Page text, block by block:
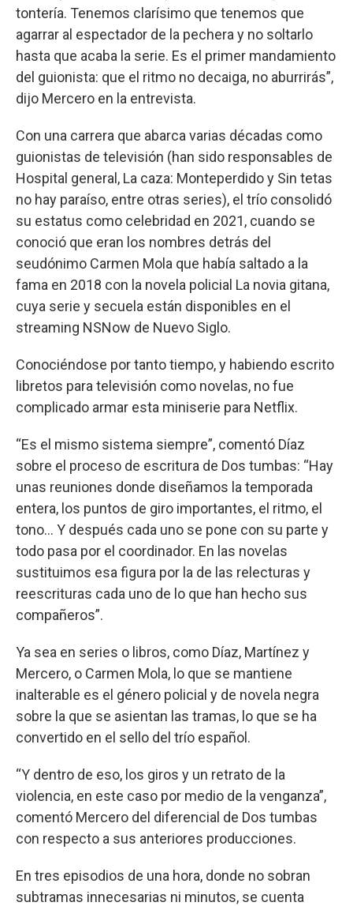
tontería. Tenemos clarísimo que tenemos que
agarrar al espectador de la pechera y no soltarlo
hasta que acaba la serie. Es el primer mandamiento
del guionista: que el ritmo no decaiga, no aburrirás”,
dijo Mercero en la entrevista.
Con una carrera que abarca varias décadas como
guionistas de televisión (han sido responsables de
Hospital general, La caza: Monteperdido y Sin tetas
no hay paraíso, entre otras series), el trío consolidó
su estatus como celebridad en 2021, cuando se
conoció que eran los nombres detrás del
seudónimo Carmen Mola que había saltado a la
fama en 2018 con la novela policial La novia gitana,
cuya serie y secuela están disponibles en el
streaming NSNow de Nuevo Siglo.
Conociéndose por tanto tiempo, y habiendo escrito
libretos para televisión como novelas, no fue
complicado armar esta miniserie para Netflix.
“Es el mismo sistema siempre”, comentó Díaz
sobre el proceso de escritura de Dos tumbas: “Hay
unas reuniones donde diseñamos la temporada
entera, los puntos de giro importantes, el ritmo, el
tono… Y después cada uno se pone con su parte y
todo pasa por el coordinador. En las novelas
sustituimos esa figura por la de las relecturas y
reescrituras cada uno de lo que han hecho sus
compañeros”.
Ya sea en series o libros, como Díaz, Martínez y
Mercero, o Carmen Mola, lo que se mantiene
inalterable es el género policial y de novela negra
sobre la que se asientan las tramas, lo que se ha
convertido en el sello del trío español.
“Y dentro de eso, los giros y un retrato de la
violencia, en este caso por medio de la venganza”,
comentó Mercero del diferencial de Dos tumbas
con respecto a sus anteriores producciones.
En tres episodios de una hora, donde no sobran
subtramas innecesarias ni minutos, se cuenta